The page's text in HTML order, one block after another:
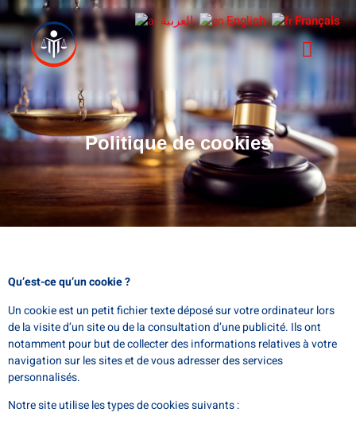
Politique de cookies
Qu’est-ce qu’un cookie ?
Un cookie est un petit fichier texte déposé sur votre ordinateur lors
de la visite d’un site ou de la consultation d’une publicité. Ils ont
notamment pour but de collecter des informations relatives à votre
navigation sur les sites et de vous adresser des services
personnalisés.
Notre site utilise les types de cookies suivants :
العربية English Français